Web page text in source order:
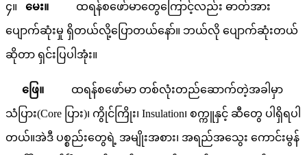
၄။ မေး။ ထရန်စဖော်မာတွေကြောင့်လည်း ဓာတ်အား
ပျောက်ဆုံးမှု ရှိတယ်လို့ပြောတယ်နော်။ ဘယ်လို ပျောက်ဆုံးတယ်
ဆိုတာ ရှင်းပြပါအုံး။
ဖြေ။ ထရန်စဖော်မာ တစ်လုံးတည်ဆောက်တဲ့အခါမှာ
သံပြား(Core ပြား)၊ ကွိုင်ကြိုး၊ Insulation၊ စက္ကူနှင့် ဆီတွေ ပါရှိရပါ
တယ်။အဲဒီ ပစ္စည်းတွေရဲ့ အမျိုးအစား၊ အရည်အသွေး ကောင်းမွန်